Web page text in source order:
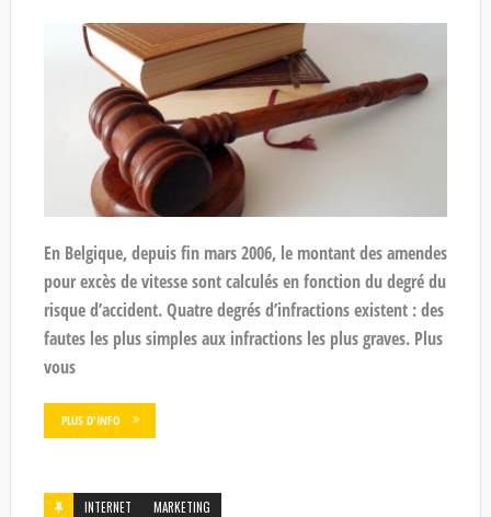
En Belgique, depuis fin mars 2006, le montant des amendes
pour excès de vitesse sont calculés en fonction du degré du
risque d’accident. Quatre degrés d’infractions existent : des
fautes les plus simples aux infractions les plus graves. Plus
vous
PLUS D'INFO
INTERNET MARKETING